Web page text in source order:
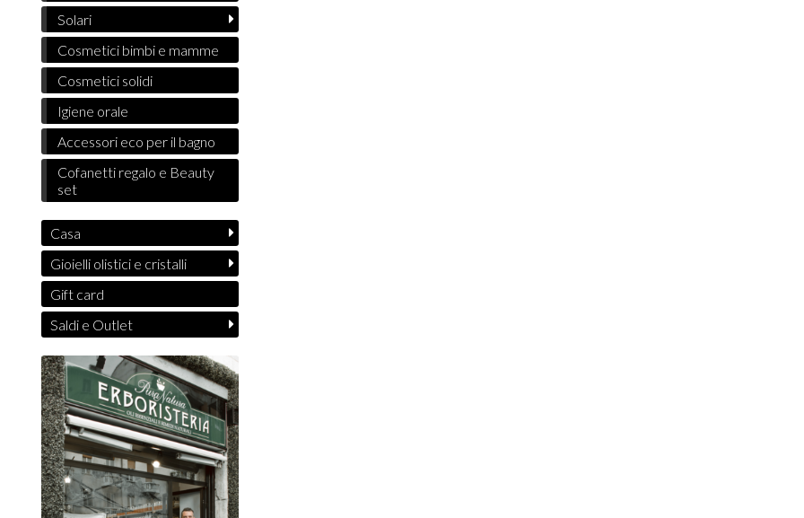
Solari
Cosmetici bimbi e mamme
Cosmetici solidi
Igiene orale
Accessori eco per il bagno
Cofanetti regalo e Beauty
set
Casa
Gioielli olistici e cristalli
Gift card
Saldi e Outlet